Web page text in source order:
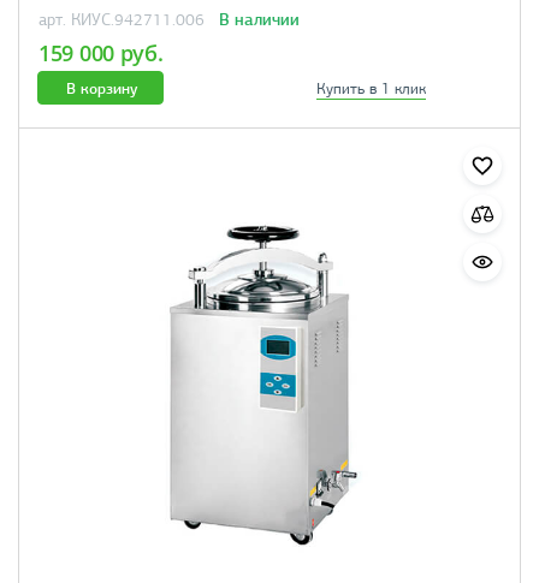
арт. КИУС.942711.006 В наличии
159 000 руб.
В корзину Купить в 1 клик